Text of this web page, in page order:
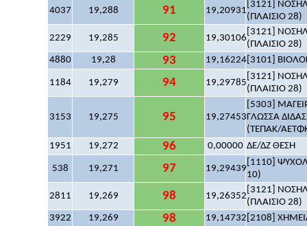
4037 19,288 91 19,20931
[3121]
(ΠΛΑΙΣΙΟ 28)
2229 19,285 92 19,30106
[3121]
(ΠΛΑΙΣΙΟ 28)
4880
19,28 93 19,16224 [3101]
1184 19,279 94 19,29785
[3121]
(ΠΛΑΙΣΙΟ 28)
3153 19,275 95 19,27453
[5303]
ΓΛΩΣΣΑ
(ΤΕΠΑΚ/
1951
19,272 96 0,00000 ΔΕ/ΔΖ ΘΕΣΗ
538 19,271 97 19,29439
[1110]
10)
2811 19,269 98 19,26352
[3121]
(ΠΛΑΙΣΙΟ 28)
3922
19,269 98 19,14732 [2108]